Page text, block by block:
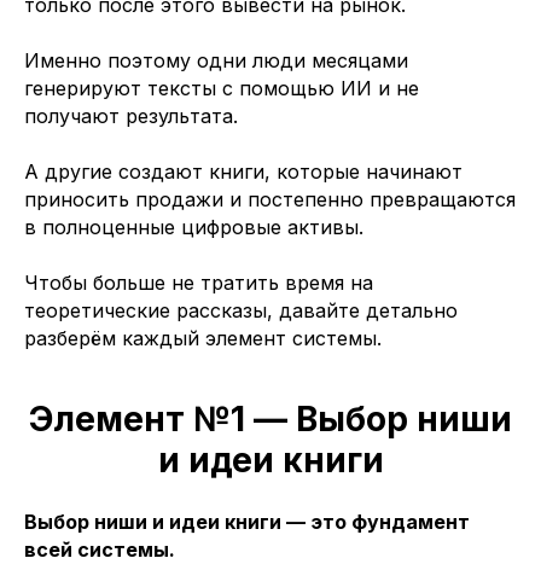
только после этого вывести на рынок.
Именно поэтому одни люди месяцами
генерируют тексты с помощью ИИ и не
получают результата.
А другие создают книги, которые начинают
приносить продажи и постепенно превращаются
в полноценные цифровые активы.
Чтобы больше не тратить время на
теоретические рассказы, давайте детально
разберём каждый элемент системы.
Элемент №1 — Выбор ниши
и идеи книги
Выбор ниши и идеи книги — это фундамент
всей системы.